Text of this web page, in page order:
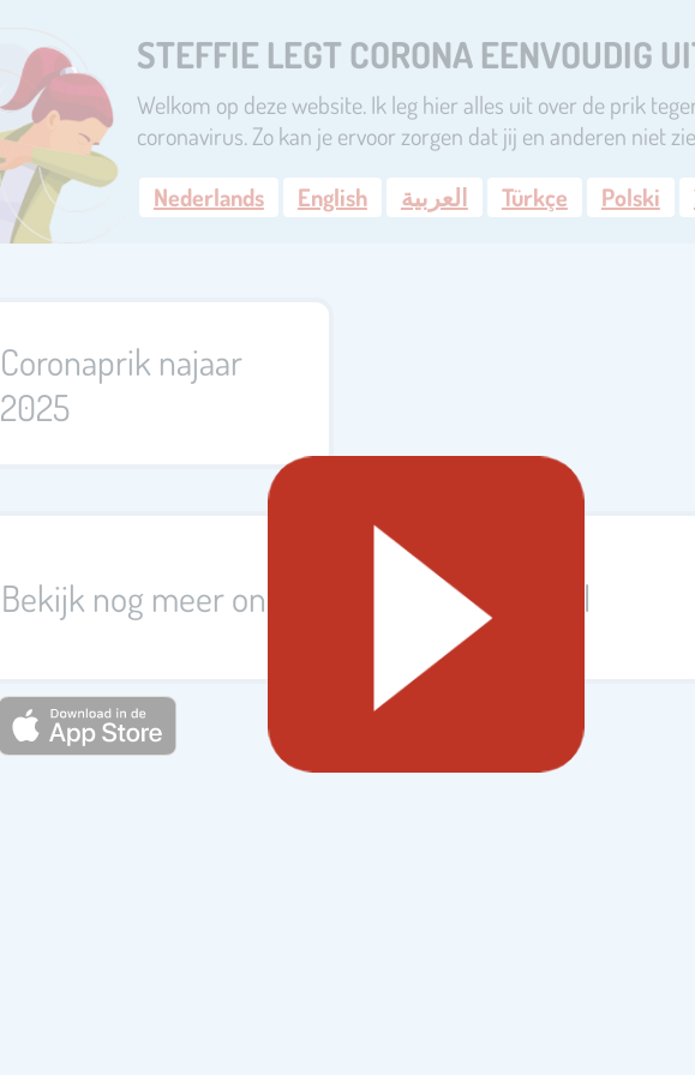
STEFFIE LEGT CORONA EENVOUDIG
Welkom op deze website. Ik leg hier alles uit over de prik
coronavirus. Zo kan je ervoor zorgen dat jij en anderen niet
Nederlands
English العربية Türkçe Polski
Coronaprik najaar
2025
Bekijk nog meer onderwerpen op Steffie.nl